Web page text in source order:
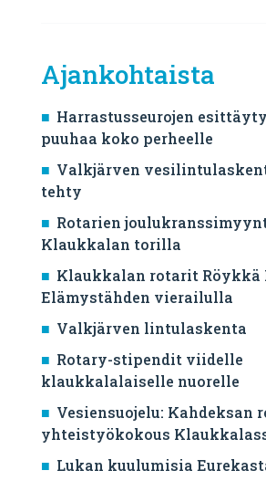
Ajankohtaista
Harrastusseurojen
puuhaa koko perheelle
Valkjärven
tehty
Rotarien
Klaukkalan torilla
Klaukkalan rotarit Röykkä
Elämystähden vierailulla
Valkjärven lintulaskenta
Rotary-stipendit viidelle
klaukkalalaiselle nuorelle
Vesiensuojelu: Kahdeksan
yhteistyökokous
Lukan kuulumisia